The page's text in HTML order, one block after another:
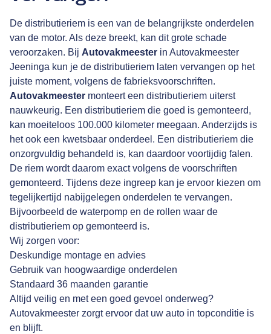
De distributieriem is een van de belangrijkste onderdelen
van de motor. Als deze breekt, kan dit grote schade
veroorzaken. Bij Autovakmeester in Autovakmeester
Jeeninga kun je de distributieriem laten vervangen op het
juiste moment, volgens de fabrieksvoorschriften.
Autovakmeester monteert een distributieriem uiterst
nauwkeurig. Een distributieriem die goed is gemonteerd,
kan moeiteloos 100.000 kilometer meegaan. Anderzijds is
het ook een kwetsbaar onderdeel. Een distributieriem die
onzorgvuldig behandeld is, kan daardoor voortijdig falen.
De riem wordt daarom exact volgens de voorschriften
gemonteerd. Tijdens deze ingreep kan je ervoor kiezen om
tegelijkertijd nabijgelegen onderdelen te vervangen.
Bijvoorbeeld de waterpomp en de rollen waar de
distributieriem op gemonteerd is.
Wij zorgen voor:
Deskundige montage en advies
Gebruik van hoogwaardige onderdelen
Standaard 36 maanden garantie
Altijd veilig en met een goed gevoel onderweg?
Autovakmeester zorgt ervoor dat uw auto in topconditie is
en blijft.